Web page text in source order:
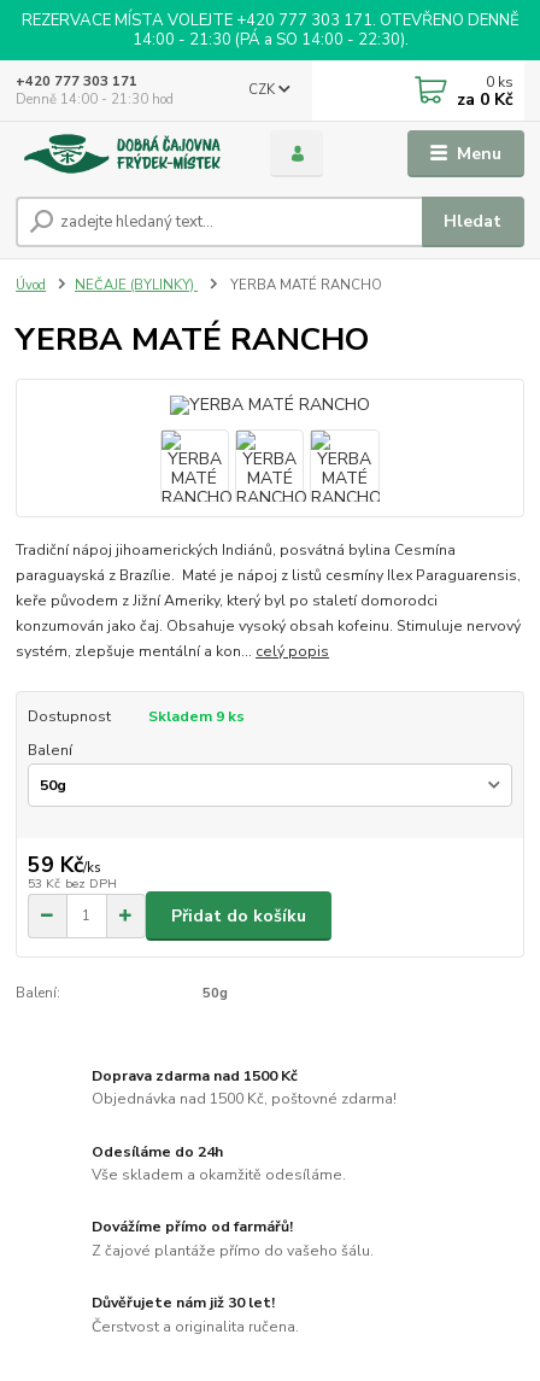
REZERVACE MÍSTA VOLEJTE +420 777 303 171. OTEVŘENO DENNĚ
14:00 - 21:30 (PÁ a SO 14:00 - 22:30).
Menu
CZK
Hledat
+420 777 303 171
Denně 14:00 - 21:30 hod
0 ks
za 0 Kč
Úvod NEČAJE (BYLINKY) YERBA MATÉ RANCHO
YERBA MATÉ RANCHO
Tradiční nápoj jihoamerických Indiánů, posvátná bylina Cesmína
paraguayská z Brazílie. Maté je nápoj z listů cesmíny Ilex Paraguarensis,
keře původem z Jižní Ameriky, který byl po staletí domorodci
konzumován jako čaj. Obsahuje vysoký obsah kofeinu. Stimuluje nervový
systém, zlepšuje mentální a kon... celý popis
Dostupnost
Skladem 9 ks
Balení
59 Kč/ks
53 Kč bez DPH
Přidat do košíku
Balení: 50g
Doprava zdarma nad 1500 Kč
Objednávka nad 1500 Kč, poštovné zdarma!
Odesíláme do 24h
Vše skladem a okamžitě odesíláme.
Dovážíme přímo od farmářů!
Z čajové plantáže přímo do vašeho šálu.
Důvěřujete nám již 30 let!
Čerstvost a originalita ručena.